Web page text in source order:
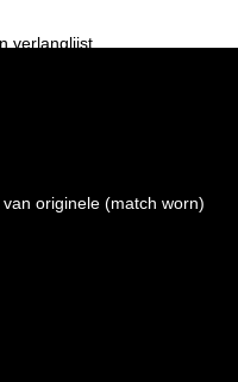
verlanglijst
originele (match worn)